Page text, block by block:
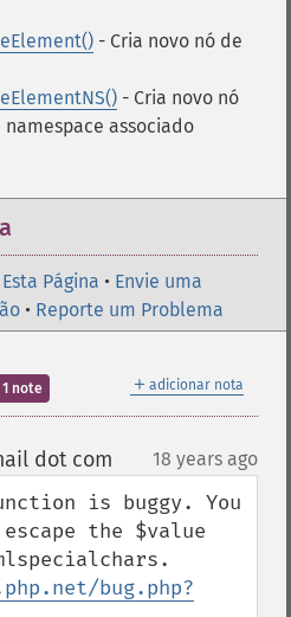
- Cria novo nó de
- Cria novo nó
associado
Página • Envie uma
• Reporte um Problema
＋ adicionar nota
1 note
dot com 18 years ago
is buggy. You
the $value
bug.php?